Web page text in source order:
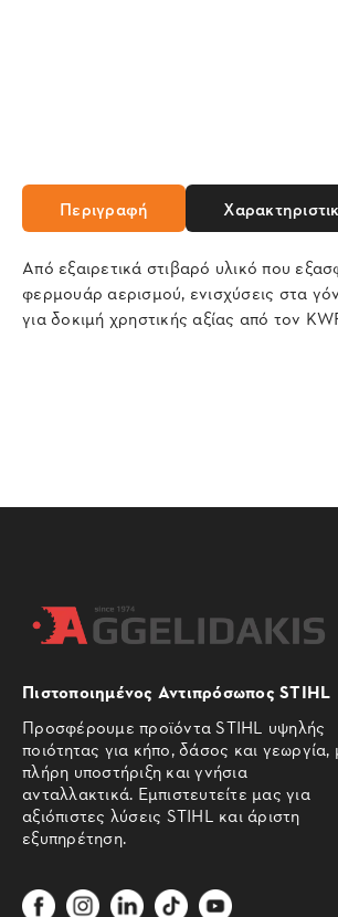
Περιγραφή
Από εξαιρετικά στιβαρό υλικό που
φερμουάρ αερισμού, ενισχύσεις στα
για δοκιμή χρηστικής αξίας από τον
Πιστοποιημένος Αντιπρόσωπος STIHL
Προσφέρουμε προϊόντα STIHL υψηλής
ποιότητας για κήπο, δάσος και γεωργία,
πλήρη υποστήριξη και γνήσια
ανταλλακτικά. Εμπιστευτείτε μας για
αξιόπιστες λύσεις STIHL και άριστη
εξυπηρέτηση.